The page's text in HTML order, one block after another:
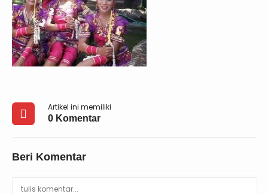
Artikel ini memiliki
0 Komentar
Beri Komentar